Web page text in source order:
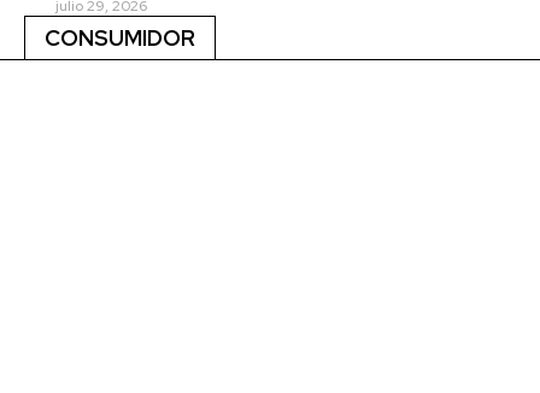
julio 29, 2026
CONSUMIDOR